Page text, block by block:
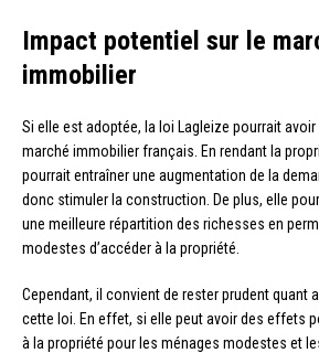
Impact potentiel sur le
immobilier
Si elle est adoptée, la loi Lagleize pourrait
marché immobilier français. En rendant la
pourrait entraîner une augmentation de la
donc stimuler la construction. De plus, elle
une meilleure répartition des richesses en
modestes d’accéder à la propriété.
Cependant, il convient de rester prudent quant
cette loi. En effet, si elle peut avoir des effets
à la propriété pour les ménages modestes et